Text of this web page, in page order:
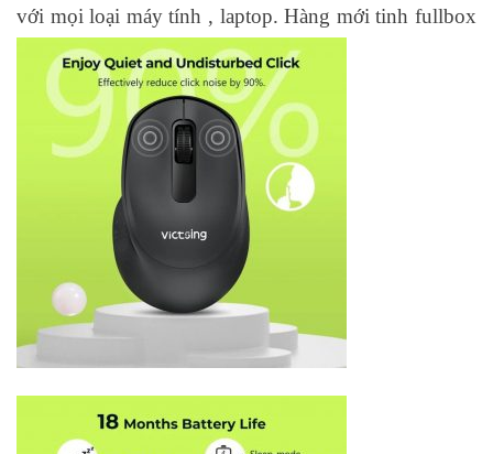
với mọi loại máy tính , laptop. Hàng mới tinh fullbox